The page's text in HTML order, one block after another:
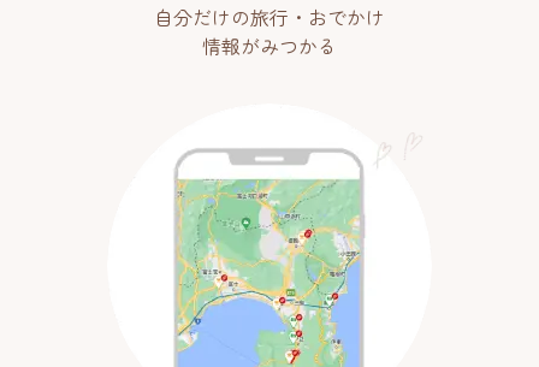
自分だけの旅行・おでかけ
情報がみつかる